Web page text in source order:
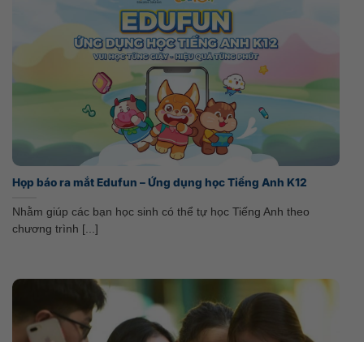
Họp báo ra mắt Edufun – Ứng dụng học Tiếng Anh K12
Nhằm giúp các bạn học sinh có thể tự học Tiếng Anh theo
chương trình [...]